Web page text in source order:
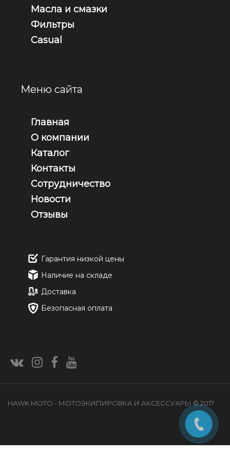
Масла и смазки
Фильтры
Casual
Меню сайта
Главная
О компании
Каталог
Контакты
Сотрудничество
Новости
Отзывы
Гарантия низкой цены
Наличие на складе
Доставка
Безопасная оплата
HAWK MOTO - МОТОЭКИПИРОВКА И АКСЕССУАРЫ © 2017